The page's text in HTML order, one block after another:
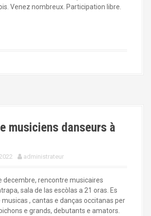
Venez nombreux. Participation libre.
musiciens danseurs à
administrateur
decembre, rencontre musicaires
sala de las escòlas a 21 oras. Es
, cantas e danças occitanas per
e grands, debutants e amators.